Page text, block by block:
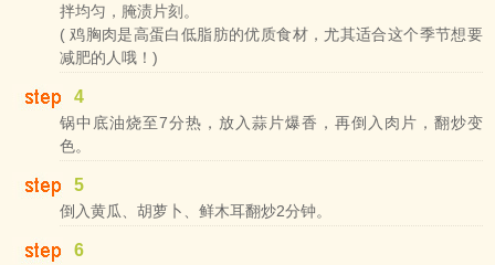
拌均匀，腌渍片刻。
( 鸡胸肉是高蛋白低脂肪的优质食材，尤其适合这个季节想要
减肥的人哦！)
4
锅中底油烧至7分热，放入蒜片爆香，再倒入肉片，翻炒变
色。
5
倒入黄瓜、胡萝卜、鲜木耳翻炒2分钟。
6